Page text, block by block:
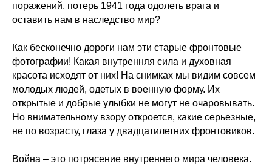
поражений, потерь 1941 года одолеть врага и
оставить нам в наследство мир?
Как бесконечно дороги нам эти старые фронтовые
фотографии! Какая внутренняя сила и духовная
красота исходят от них! На снимках мы видим совсем
молодых людей, одетых в военную форму. Их
открытые и добрые улыбки не могут не очаровывать.
Но внимательному взору откроется, какие серьезные,
не по возрасту, глаза у двадцатилетних фронтовиков.
Война – это потрясение внутреннего мира человека.